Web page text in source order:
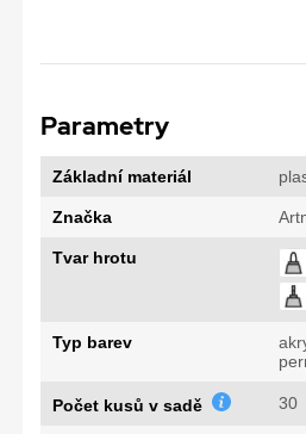
Parametry
Základní materiál
Značka
Tvar hrotu
Typ barev
Počet kusů v sadě 30